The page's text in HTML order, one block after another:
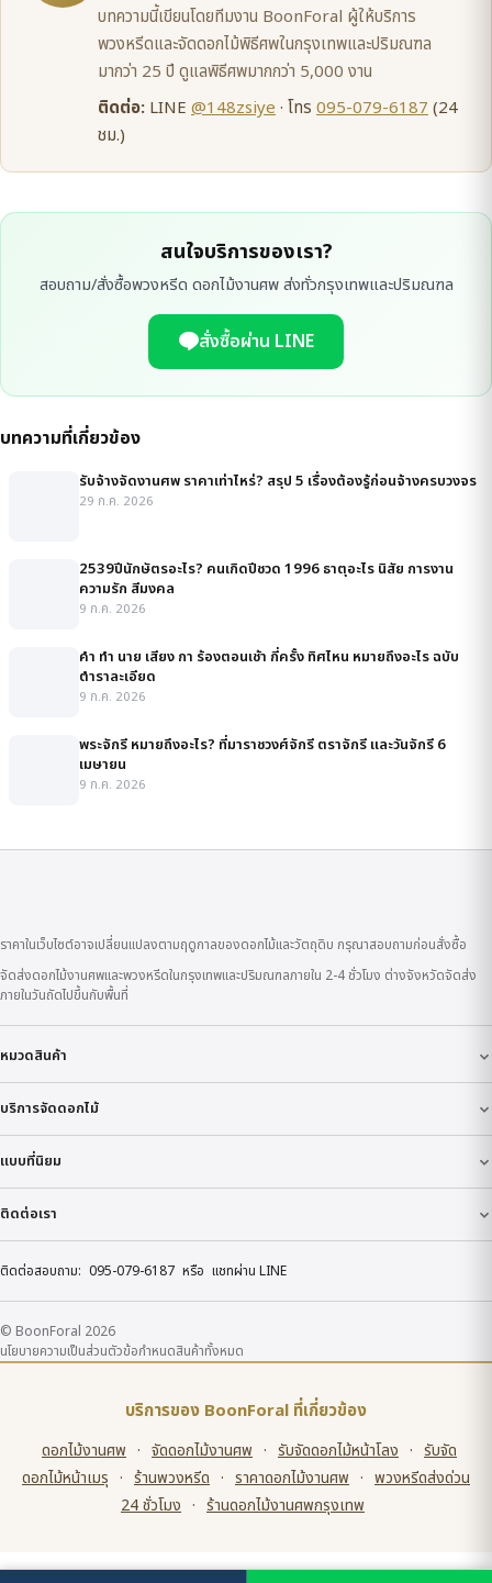
บทความนี้เขียนโดยทีมงาน BoonForal ผู้ให้บริการ
พวงหรีดและจัดดอกไม้พิธีศพในกรุงเทพและปริมณฑล
มากว่า 25 ปี ดูแลพิธีศพมากกว่า 5,000 งาน
ติดต่อ: LINE @148zsiye· โทร 095-079-6187(24
ชม.)
สนใจบริการของเรา?
สอบถาม/สั่งซื้อพวงหรีด ดอกไม้งานศพ ส่งทั่วกรุงเทพและปริมณฑล
สั่งซื้อผ่าน LINE
บทความที่เกี่ยวข้อง
รับจ้างจัดงานศพ ราคาเท่าไหร่? สรุป 5 เรื่องต้องรู้ก่อนจ้างครบวงจร
29 ก.ค. 2026
2539ปีนักษัตรอะไร? คนเกิดปีชวด 1996 ธาตุอะไร นิสัย การงาน
ความรัก สีมงคล
9 ก.ค. 2026
คํา ทํา นาย เสียง กา ร้องตอนเช้า กี่ครั้ง ทิศไหน หมายถึงอะไร ฉบับ
ตำราละเอียด
9 ก.ค. 2026
พระจักรี หมายถึงอะไร? ที่มาราชวงศ์จักรี ตราจักรี และวันจักรี 6
เมษายน
9 ก.ค. 2026
ราคาในเว็บไซต์อาจเปลี่ยนแปลงตามฤดูกาลของดอกไม้และวัตถุดิบ กรุณาสอบถามก่อนสั่งซื้อ
จัดส่งดอกไม้งานศพและพวงหรีดในกรุงเทพและปริมณฑลภายใน 2-4 ชั่วโมง ต่างจังหวัดจัดส่ง
ภายในวันถัดไปขึ้นกับพื้นที่
หมวดสินค้า
บริการจัดดอกไม้
แบบที่นิยม
ติดต่อเรา
ติดต่อสอบถาม: 095-079-6187 หรือ แชทผ่าน LINE
© BoonForal 2026
นโยบายความเป็นส่วนตัวข้อกำหนดสินค้าทั้งหมด
บริการของ BoonForal ที่เกี่ยวข้อง
ดอกไม้งานศพ · จัดดอกไม้งานศพ · รับจัดดอกไม้หน้าโลง · รับจัด
ดอกไม้หน้าเมรุ · ร้านพวงหรีด · ราคาดอกไม้งานศพ · พวงหรีดส่งด่วน
24 ชั่วโมง · ร้านดอกไม้งานศพกรุงเทพ